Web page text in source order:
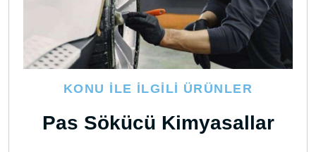
KONU İLE İLGILI ÜRÜNLER
Pas Sökücü Kimyasallar